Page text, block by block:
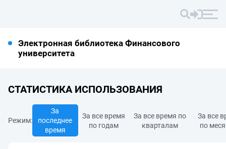
Электронная библиотека Финансового
университета
СТАТИСТИКА ИСПОЛЬЗОВАНИЯ
Режим:
За
последнее
время
За все время
по годам
За все время по
кварталам
За все
по